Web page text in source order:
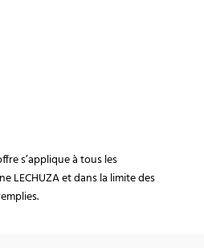
s’applique à tous les
LECHUZA et dans la limite des